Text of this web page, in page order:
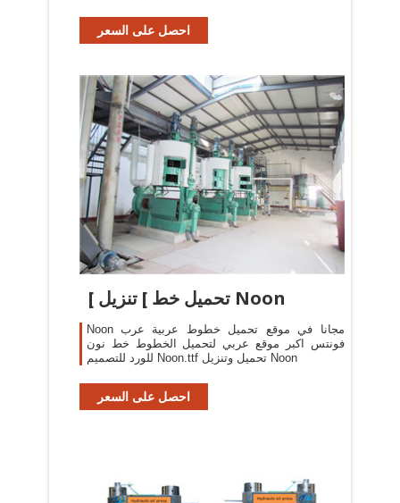
احصل على السعر
[ تحميل خط ] تنزيل Noon
Noon مجانا في موقع تحميل خطوط عربية عرب
فونتس اكبر موقع عربي لتحميل الخطوط خط نون
للورد للتصميم Noon.ttf تحميل وتنزيل Noon
احصل على السعر